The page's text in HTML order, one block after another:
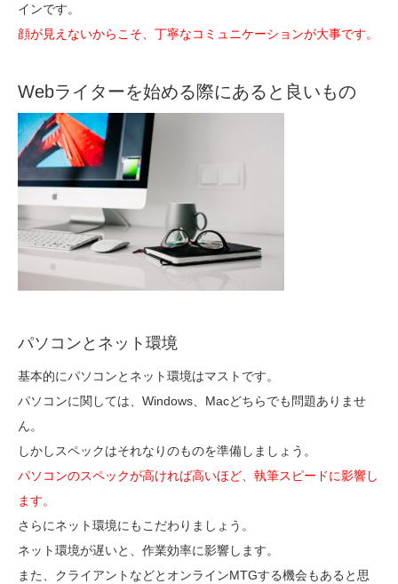
インです。
顔が見えないからこそ、丁寧なコミュニケーションが大事です。
Webライターを始める際にあると良いもの
パソコンとネット環境
基本的にパソコンとネット環境はマストです。
パソコンに関しては、Windows、Macどちらでも問題ありませ
ん。
しかしスペックはそれなりのものを準備しましょう。
パソコンのスペックが高ければ高いほど、執筆スピードに影響し
ます。
さらにネット環境にもこだわりましょう。
ネット環境が遅いと、作業効率に影響します。
また、クライアントなどとオンラインMTGする機会もあると思